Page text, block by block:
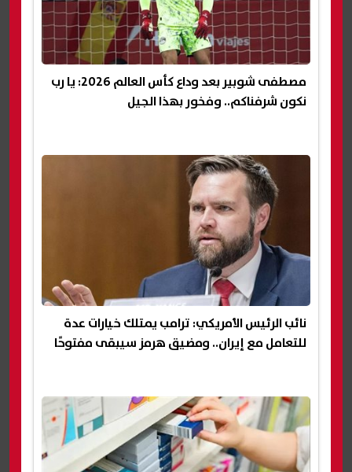
مصطفى شوبير بعد وداع كأس العالم 2026: يا رب
نكون شرفناكم.. وفخور بهذا الجيل
نائب الرئيس الأمريكي: ترامب يمتلك خيارات عدة
للتعامل مع إيران.. ومضيق هرمز سيبقى مفتوحًا